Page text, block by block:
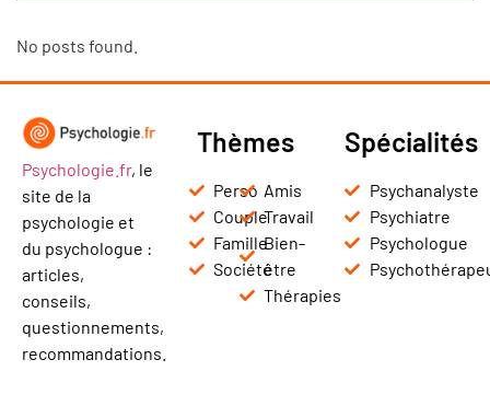
No posts found.
Psychologie.fr, le
site de la
psychologie et
du psychologue :
articles,
conseils,
questionnements,
recommandations.
Thèmes
Perso
Couple
Famille
Société
Amis
Travail
Bien-
être
Thérapies
Spécialités
Psychanalyste
Psychiatre
Psychologue